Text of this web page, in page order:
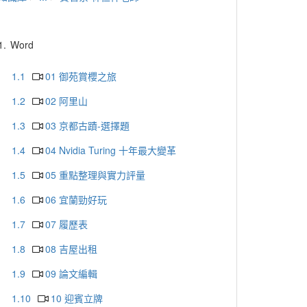
Word
1.1
01 御苑賞櫻之旅
1.2
02 阿里山
1.3
03 京都古蹟-選擇題
1.4
04 Nvidia Turing 十年最大變革
1.5
05 重點整理與實力評量
1.6
06 宜蘭勁好玩
1.7
07 履歷表
1.8
08 吉屋出租
1.9
09 論文編輯
1.10
10 迎賓立牌